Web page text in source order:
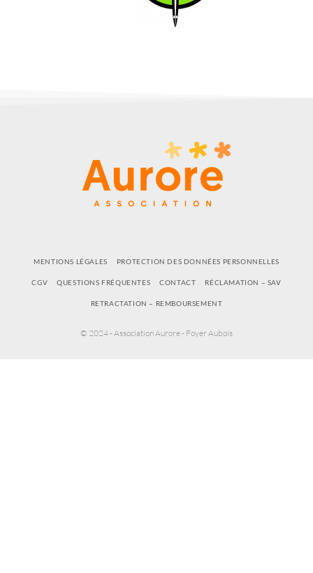
MENTIONS LÉGALES PROTECTION DES DONNÉES PERSONNELLES
CGV QUESTIONS FRÉQUENTES CONTACT RÉCLAMATION – SAV
RETRACTATION – REMBOURSEMENT
© 2024 - Association Aurore - Foyer Aubois